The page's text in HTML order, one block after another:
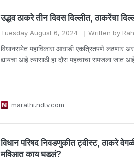
उद्धव ठाकरे तीन दिवस दिल्लीत, ठाकरेंचा
Tuesday August 6, 2024 Written by
विधानसभेत महाविकास आघाडी एकत्रितपणे लढणार
द्यायचा आहे त्यासाठी हा दौरा महत्वाचा समजला जात
marathi.ndtv.com
विधान परिषद निवडणुकीत ट्वीस्ट, ठाकरे
मविआत काय घडलं?